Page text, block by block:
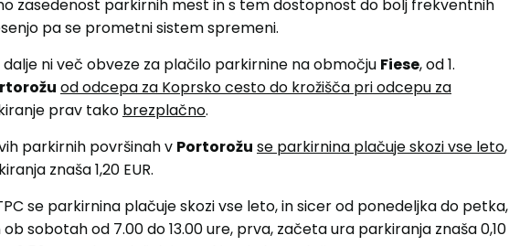
zasedenost parkirnih mest in s tem dostopnost do bolj frekventnih
pa se prometni sistem spremeni.
ni več obveze za plačilo parkirnine na območju Fiese, od 1.
od odcepa za Koprsko cesto do krožišča pri odcepu za
prav tako brezplačno.
parkirnih površinah v Portorožu se parkirnina plačuje skozi vse leto,
znaša 1,20 EUR.
se parkirnina plačuje skozi vse leto, in sicer od ponedeljka do petka,
ob sobotah od 7.00 do 13.00 ure, prva, začeta ura parkiranja znaša 0,10